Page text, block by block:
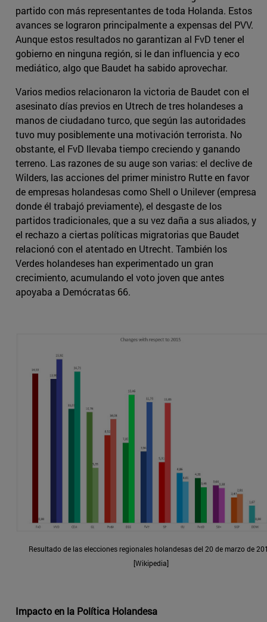
partido con más representantes de toda Holanda. Estos
avances se lograron principalmente a expensas del PVV.
Aunque estos resultados no garantizan al FvD tener el
gobierno en ninguna región, si le dan influencia y eco
mediático, algo que Baudet ha sabido aprovechar.
Varios medios relacionaron la victoria de Baudet con el
asesinato días previos en Utrech de tres holandeses a
manos de ciudadano turco, que según las autoridades
tuvo muy posiblemente una motivación terrorista. No
obstante, el FvD llevaba tiempo creciendo y ganando
terreno. Las razones de su auge son varias: el declive de
Wilders, las acciones del primer ministro Rutte en favor
de empresas holandesas como Shell o Unilever (empresa
donde él trabajó previamente), el desgaste de los
partidos tradicionales, que a su vez daña a sus aliados, y
el rechazo a ciertas políticas migratorias que Baudet
relacionó con el atentado en Utrecht. También los
Verdes holandeses han experimentado un gran
crecimiento, acumulando el voto joven que antes
apoyaba a Demócratas 66.
Resultado de las elecciones regionales holandesas del 20 de marzo de
[Wikipedia]
Impacto en la Política Holandesa